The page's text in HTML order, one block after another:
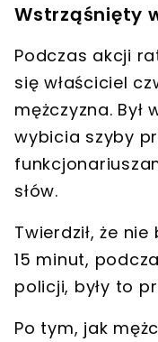
Wstrząśnięty
Podczas akcji
się właściciel
mężczyzna. Był
wybicia szyby
słów.
Twierdził, że
15 minut,
policji, były to
Po tym, jak